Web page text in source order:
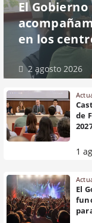
El
en los
2 agosto 2026
de
1
El